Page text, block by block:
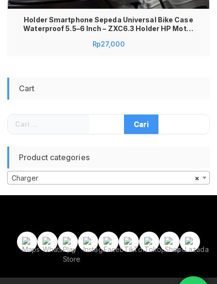
Holder Smartphone Sepeda Universal Bike Case
Waterproof 5.5–6 Inch – ZXC6.3 Holder HP Motor
Dudukan HP GPS Case Transparan Plastik Grip
Rp27,000
Cart
Cari
untuk:
Product categories
×
Charger